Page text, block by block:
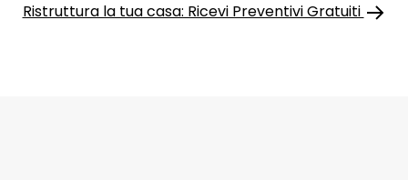
Ristruttura la tua casa: Ricevi Preventivi Gratuiti